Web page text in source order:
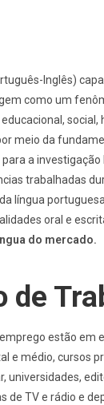
Inglês)
como um
social,
meio da
a investigação
trabalhadas
língua
oral e
do mercado.
de
estão em
e médio, cursos
universidades,
de TV e rádio e